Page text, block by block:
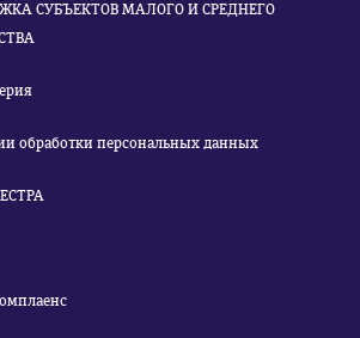
СУБЪЕКТОВ МАЛОГО И СРЕДНЕГО
обработки персональных данных